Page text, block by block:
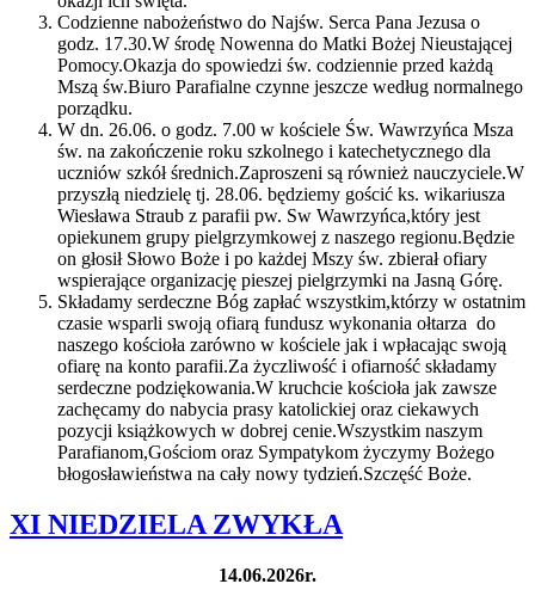
Codzienne nabożeństwo do Najśw. Serca Pana Jezusa o
godz. 17.30.W środę Nowenna do Matki Bożej Nieustającej
Pomocy.Okazja do spowiedzi św. codziennie przed każdą
Mszą św.Biuro Parafialne czynne jeszcze według normalnego
porządku.
W dn. 26.06. o godz. 7.00 w kościele Św. Wawrzyńca Msza
św. na zakończenie roku szkolnego i katechetycznego dla
uczniów szkół średnich.Zaproszeni są również nauczyciele.W
przyszłą niedzielę tj. 28.06. będziemy gościć ks. wikariusza
Wiesława Straub z parafii pw. Sw Wawrzyńca,który jest
opiekunem grupy pielgrzymkowej z naszego regionu.Będzie
on głosił Słowo Boże i po każdej Mszy św. zbierał ofiary
wspierające organizację pieszej pielgrzymki na Jasną Górę.
Składamy serdeczne Bóg zapłać wszystkim,którzy w ostatnim
czasie wsparli swoją ofiarą fundusz wykonania ołtarza do
naszego kościoła zarówno w kościele jak i wpłacając swoją
ofiarę na konto parafii.Za życzliwość i ofiarność składamy
serdeczne podziękowania.W kruchcie kościoła jak zawsze
zachęcamy do nabycia prasy katolickiej oraz ciekawych
pozycji książkowych w dobrej cenie.Wszystkim naszym
Parafianom,Gościom oraz Sympatykom życzymy Bożego
błogosławieństwa na cały nowy tydzień.Szczęść Boże.
XI NIEDZIELA ZWYKŁA
14.06.2026r.